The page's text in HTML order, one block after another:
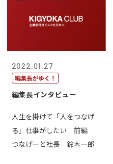
2022.01.27
編集長がゆく！
編集長インタビュー
人生を掛けて「人をつなげ
る」仕事がしたい 前編
つなげーと社長 鈴木一郎